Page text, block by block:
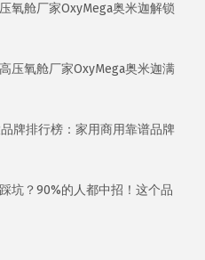
氧舱厂家OxyMega奥米迦解锁
压氧舱厂家OxyMega奥米迦满
牌排行榜：家用商用靠谱品牌
坑？90%的人都中招！这个品